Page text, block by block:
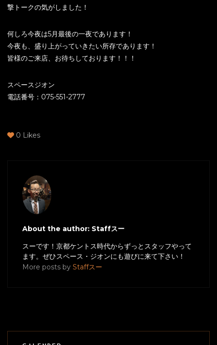
撃トークの気がしました！
何しろ今夜は5月最後の一夜であります！
今夜も、盛り上がっていきたい所存であります！
皆様のご来店、お待ちしております！！！
スペースジオン
電話番号：075-551-2777
0 Likes
About the author: Staffスー
スーです！京都ケントス時代からずっとスタッフやって
ます。ぜひスペース・ジオンにも遊びに来て下さい！
More posts by Staffスー